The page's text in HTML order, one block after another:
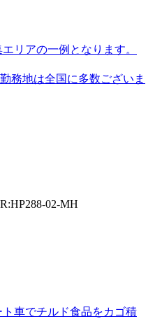
リアの一例となります。
務地は全国に多数ございま
02-MH
車でチルド食品をカゴ積